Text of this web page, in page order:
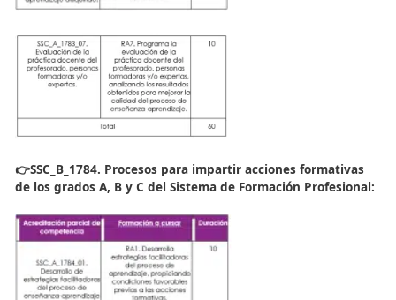
👉 SSC_B_1783. Evaluación del proceso de enseñanza-
aprendizaje de los grados A, B y C del Sistema de la
Formación Profesional: